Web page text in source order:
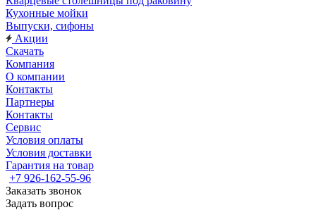
Кухонные мойки
Выпуски, сифоны
Акции
Скачать
Компания
О компании
Контакты
Партнеры
Контакты
Сервис
Условия оплаты
Условия доставки
Гарантия на товар
+7 926-162-55-96
Заказать звонок
Задать вопрос